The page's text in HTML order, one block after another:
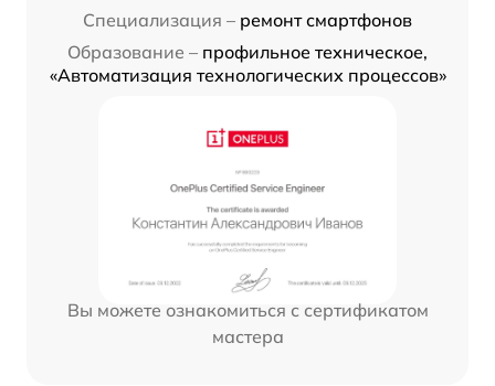
Специализация – ремонт смартфонов
Образование – профильное техническое,
«Автоматизация технологических процессов»
Вы можете ознакомиться с сертификатом
мастера